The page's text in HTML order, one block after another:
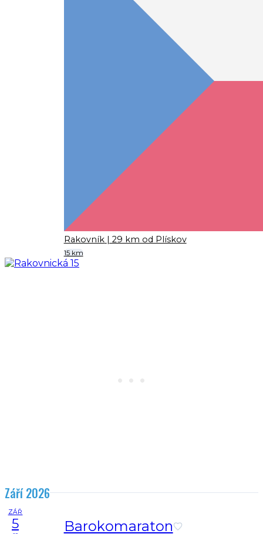
Rakovník | 29 km od Plískov
15 km
Září 2026
ZÁŘ
5 Barokomaraton